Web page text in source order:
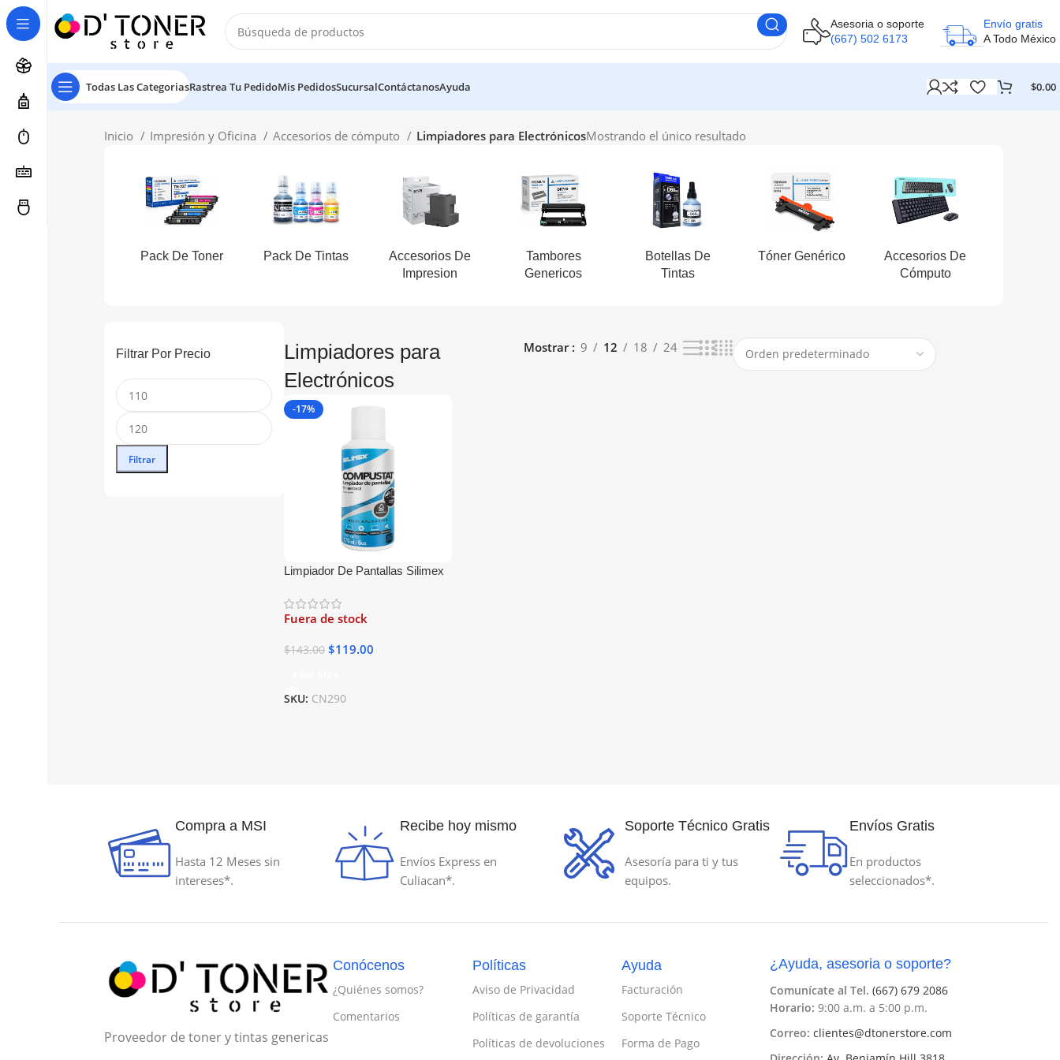
Asesoria o soporte
(667) 502 6173
Envío gratis
A Todo México
Todas Las CategoriasRastrea Tu PedidoMis PedidosSucursalContáctanosAyuda $0.00
Inicio Impresión y Oficina Accesorios de cómputo Limpiadores para ElectrónicosMostrando el único resultado
Pack De Toner Pack De Tintas
Accesorios De
Impresion
Tambores
Genericos
Botellas De
Tintas
Tóner Genérico
Accesorios De
Cómputo
Filtrar Por Precio
Filtrar
Limpiadores para
Electrónicos
Mostrar 9 12 18 24
-17%
Limpiador De Pantallas Silimex
Fuera de stock
$143.00 $119.00
SKU: CN290
Compra a MSI
Hasta 12 Meses sin
intereses*.
Recibe hoy mismo
Envíos Express en
Culiacan*.
Soporte Técnico Gratis
Asesoría para ti y tus
equipos.
Envíos Gratis
En productos
seleccionados*.
Proveedor de toner y tintas genericas
Conócenos
¿Quiénes somos?
Comentarios
Políticas
Aviso de Privacidad
Políticas de garantía
Políticas de devoluciones
Ayuda
Facturación
Soporte Técnico
Forma de Pago
¿Ayuda, asesoria o soporte?
Comunícate al Tel. (667) 679 2086
Horario: 9:00 a.m. a 5:00 p.m.
Correo:clientes@dtonerstore.com